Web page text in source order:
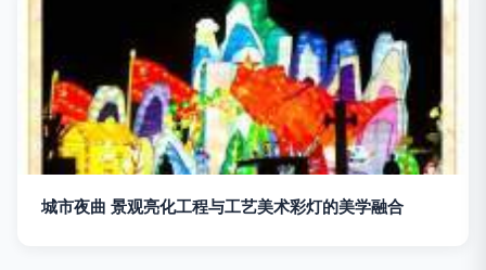
城市夜曲 景观亮化工程与工艺美术彩灯的美学融合